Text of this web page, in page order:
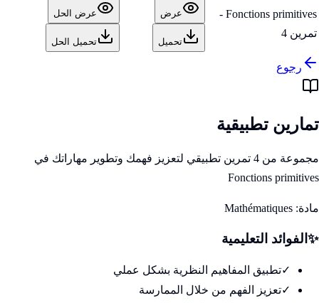
Fonctions primitives -
تمرين 4
عرض
تحميل
عرض الحل
تحميل الحل
رجوع
تمارين تطبيقية
مجموعة من 4 تمرين تطبيقي لتعزيز فهمك وتطوير مهاراتك في
Fonctions primitives
مادة: Mathématiques
✨ الفوائد التعليمية
✓تطبيق المفاهيم النظرية بشكل عملي
✓تعزيز الفهم من خلال الممارسة